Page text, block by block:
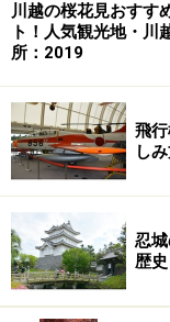
のならフルーツ
をひきだしてくれ
グミやキャンディ
フラワーゼ
ワクする品
川越の桜花見おすす
ト！人気観光地・川
所：2019
飛
し
忍
歴史